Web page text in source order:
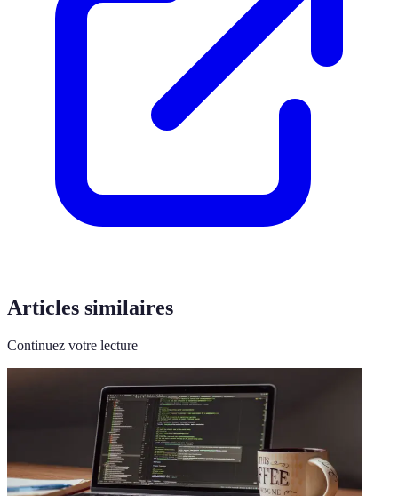
Articles similaires
Continuez votre lecture